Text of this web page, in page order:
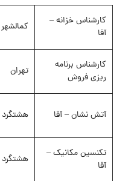
کارشناس خزانه –
آقا
کمالشهر
کارشناس برنامه
ریزی فروش
تهران
آتش نشان – آقا هشتگرد
تکنسین مکانیک –
آقا
هشتگرد